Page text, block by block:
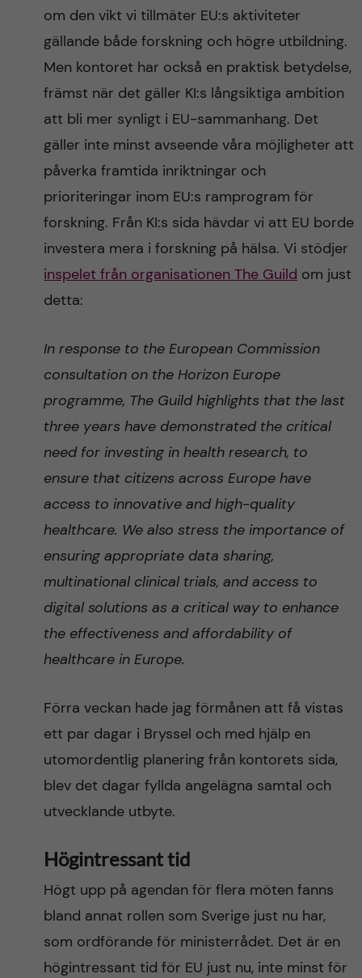
i
e
l
om den vikt vi tillmäter EU:s aktiviteter
gällande både forskning och högre utbildning.
Men kontoret har också en praktisk betydelse,
främst när det gäller KI:s långsiktiga ambition
att bli mer synligt i EU-sammanhang. Det
gäller inte minst avseende våra möjligheter att
påverka framtida inriktningar och
prioriteringar inom EU:s ramprogram för
forskning. Från KI:s sida hävdar vi att EU borde
investera mera i forskning på hälsa. Vi stödjer
inspelet från organisationen The Guild om just
detta:
In response to the European Commission
consultation on the Horizon Europe
programme, The Guild highlights that the last
three years have demonstrated the critical
need for investing in health research, to
ensure that citizens across Europe have
access to innovative and high-quality
healthcare. We also stress the importance of
ensuring appropriate data sharing,
multinational clinical trials, and access to
digital solutions as a critical way to enhance
the effectiveness and affordability of
healthcare in Europe.
Förra veckan hade jag förmånen att få vistas
ett par dagar i Bryssel och med hjälp en
utomordentlig planering från kontorets sida,
blev det dagar fyllda angelägna samtal och
utvecklande utbyte.
Högintressant tid
Högt upp på agendan för flera möten fanns
bland annat rollen som Sverige just nu har,
som ordförande för ministerrådet. Det är en
högintressant tid för EU just nu, inte minst för